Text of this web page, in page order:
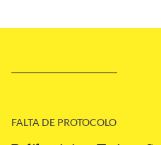
FALTA DE PROTOCOLO